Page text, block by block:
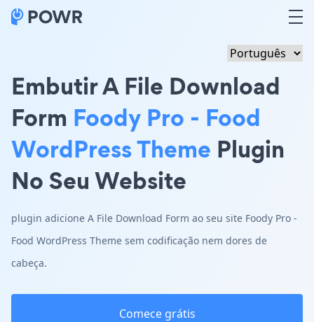
Embutir A File Download
Form Foody Pro - Food
WordPress Theme Plugin
No Seu Website
plugin adicione A File Download Form ao seu site Foody Pro -
Food WordPress Theme sem codificação nem dores de
cabeça.
Comece grátis